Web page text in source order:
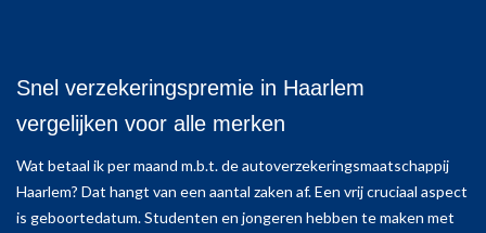
Snel verzekeringspremie in Haarlem
vergelijken voor alle merken
Wat betaal ik per maand m.b.t. de autoverzekeringsmaatschappij
Haarlem? Dat hangt van een aantal zaken af. Een vrij cruciaal aspect
is geboortedatum. Studenten en jongeren hebben te maken met